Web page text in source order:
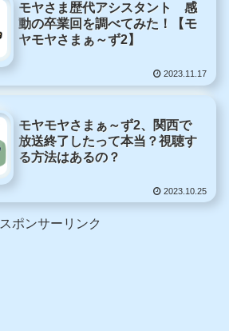
モヤさま歴代アシスタント 感
動の卒業回を調べてみた！【モ
ヤモヤさまぁ～ず2】
2023.11.17
モヤモヤさまぁ～ず2、関西で
放送終了したって本当？視聴す
る方法はあるの？
2023.10.25
スポンサーリンク